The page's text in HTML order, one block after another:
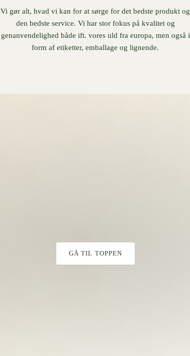
Vi gør alt, hvad vi kan for at sørge for det bedste produkt og
den bedste service. Vi har stor fokus på kvalitet og
genanvendelighed både ift. vores uld fra europa, men også i
form af etiketter, emballage og lignende.
GÅ TIL TOPPEN